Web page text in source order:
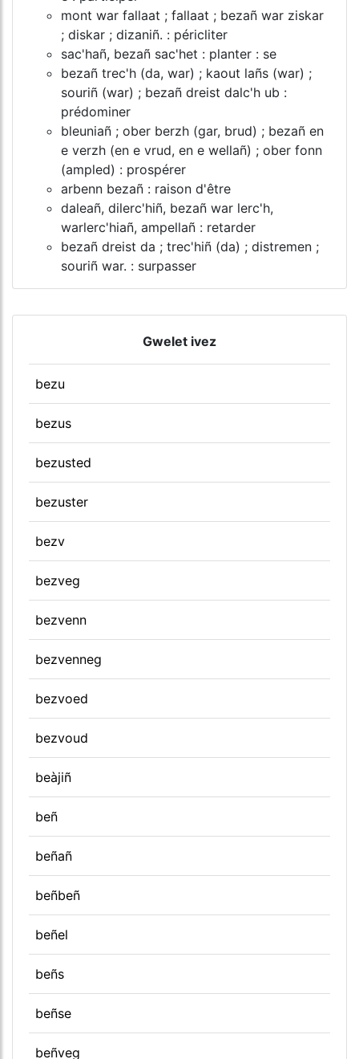
mont war fallaat ; fallaat ; bezañ war ziskar
; diskar ; dizaniñ. : péricliter
sac'hañ, bezañ sac'het : planter : se
bezañ trec'h (da, war) ; kaout lañs (war) ;
souriñ (war) ; bezañ dreist dalc'h ub :
prédominer
bleuniañ ; ober berzh (gar, brud) ; bezañ en
e verzh (en e vrud, en e wellañ) ; ober fonn
(ampled) : prospérer
arbenn bezañ : raison d'être
daleañ, dilerc'hiñ, bezañ war lerc'h,
warlerc'hiañ, ampellañ : retarder
bezañ dreist da ; trec'hiñ (da) ; distremen ;
souriñ war. : surpasser
Gwelet ivez
bezu
bezus
bezusted
bezuster
bezv
bezveg
bezvenn
bezvenneg
bezvoed
bezvoud
beàjiñ
beñ
beñañ
beñbeñ
beñel
beñs
beñse
beñveg